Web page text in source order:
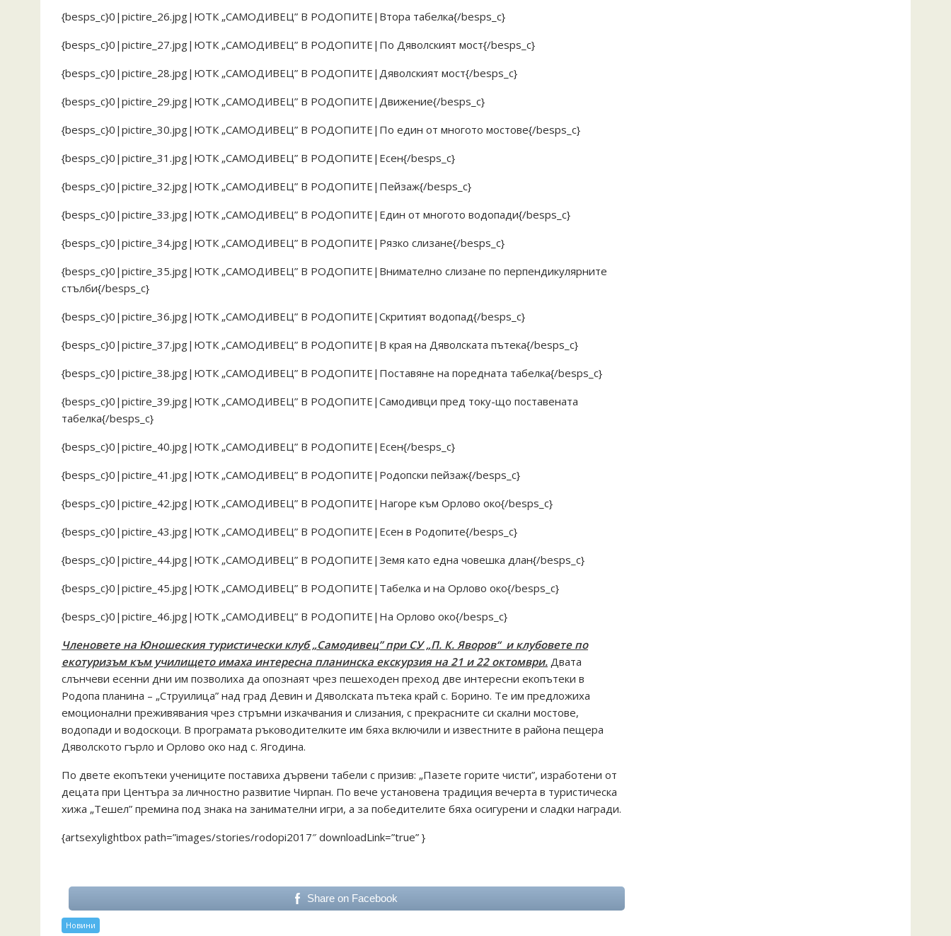
{besps_c}0|pictire_26.jpg|ЮТК „САМОДИВЕЦ” В РОДОПИТЕ|Втора табелка{/besps_c}
{besps_c}0|pictire_27.jpg|ЮТК „САМОДИВЕЦ” В РОДОПИТЕ|По Дяволският мост{/besps_c}
{besps_c}0|pictire_28.jpg|ЮТК „САМОДИВЕЦ” В РОДОПИТЕ|Дяволският мост{/besps_c}
{besps_c}0|pictire_29.jpg|ЮТК „САМОДИВЕЦ” В РОДОПИТЕ|Движение{/besps_c}
{besps_c}0|pictire_30.jpg|ЮТК „САМОДИВЕЦ” В РОДОПИТЕ|По един от многото мостове{/besps_c}
{besps_c}0|pictire_31.jpg|ЮТК „САМОДИВЕЦ” В РОДОПИТЕ|Есен{/besps_c}
{besps_c}0|pictire_32.jpg|ЮТК „САМОДИВЕЦ” В РОДОПИТЕ|Пейзаж{/besps_c}
{besps_c}0|pictire_33.jpg|ЮТК „САМОДИВЕЦ” В РОДОПИТЕ|Един от многото водопади{/besps_c}
{besps_c}0|pictire_34.jpg|ЮТК „САМОДИВЕЦ” В РОДОПИТЕ|Рязко слизане{/besps_c}
{besps_c}0|pictire_35.jpg|ЮТК „САМОДИВЕЦ” В РОДОПИТЕ|Внимателно слизане по перпендикулярните
стълби{/besps_c}
{besps_c}0|pictire_36.jpg|ЮТК „САМОДИВЕЦ” В РОДОПИТЕ|Скритият водопад{/besps_c}
{besps_c}0|pictire_37.jpg|ЮТК „САМОДИВЕЦ” В РОДОПИТЕ|В края на Дяволската пътека{/besps_c}
{besps_c}0|pictire_38.jpg|ЮТК „САМОДИВЕЦ” В РОДОПИТЕ|Поставяне на поредната табелка{/besps_c}
{besps_c}0|pictire_39.jpg|ЮТК „САМОДИВЕЦ” В РОДОПИТЕ|Самодивци пред току-що поставената
табелка{/besps_c}
{besps_c}0|pictire_40.jpg|ЮТК „САМОДИВЕЦ” В РОДОПИТЕ|Есен{/besps_c}
{besps_c}0|pictire_41.jpg|ЮТК „САМОДИВЕЦ” В РОДОПИТЕ|Родопски пейзаж{/besps_c}
{besps_c}0|pictire_42.jpg|ЮТК „САМОДИВЕЦ” В РОДОПИТЕ|Нагоре към Орлово око{/besps_c}
{besps_c}0|pictire_43.jpg|ЮТК „САМОДИВЕЦ” В РОДОПИТЕ|Есен в Родопите{/besps_c}
{besps_c}0|pictire_44.jpg|ЮТК „САМОДИВЕЦ” В РОДОПИТЕ|Земя като една човешка длан{/besps_c}
{besps_c}0|pictire_45.jpg|ЮТК „САМОДИВЕЦ” В РОДОПИТЕ|Табелка и на Орлово око{/besps_c}
{besps_c}0|pictire_46.jpg|ЮТК „САМОДИВЕЦ” В РОДОПИТЕ|На Орлово око{/besps_c}
Членовете на Юношеския туристически клуб „Самодивец” при СУ „П. К. Яворов“ и клубовете по
екотуризъм към училището имаха интересна планинска екскурзия на 21 и 22 октомври. Двата
слънчеви есенни дни им позволиха да опознаят чрез пешеходен преход две интересни екопътеки в
Родопа планина – „Струилица” над град Девин и Дяволската пътека край с. Борино. Те им предложиха
емоционални преживявания чрез стръмни изкачвания и слизания, с прекрасните си скални мостове,
водопади и водоскоци. В програмата ръководителките им бяха включили и известните в района пещера
Дяволското гърло и Орлово око над с. Ягодина.
По двете екопътеки учениците поставиха дървени табели с призив: „Пазете горите чисти”, изработени от
децата при Центъра за личностно развитие Чирпан. По вече установена традиция вечерта в туристическа
хижа „Тешел” премина под знака на занимателни игри, а за победителите бяха осигурени и сладки награди.
{artsexylightbox path=”images/stories/rodopi2017″ downloadLink=”true” }
Share on Facebook
Новини